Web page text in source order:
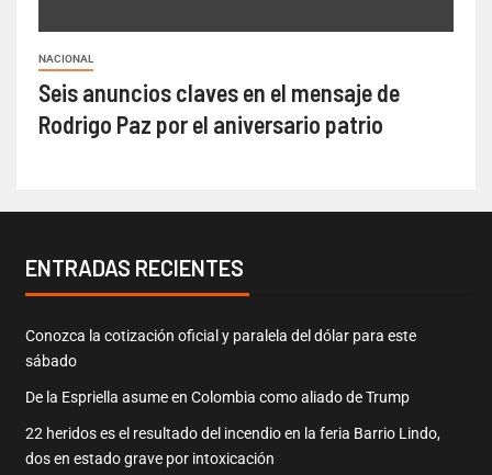
NACIONAL
Seis anuncios claves en el mensaje de
Rodrigo Paz por el aniversario patrio
ENTRADAS RECIENTES
Conozca la cotización oficial y paralela del dólar para este
sábado
De la Espriella asume en Colombia como aliado de Trump
22 heridos es el resultado del incendio en la feria Barrio Lindo,
dos en estado grave por intoxicación